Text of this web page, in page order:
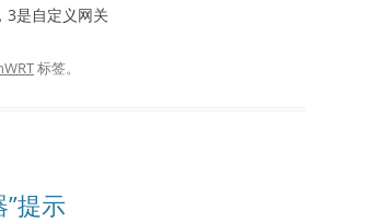
3是自定义网关
标签。
提示